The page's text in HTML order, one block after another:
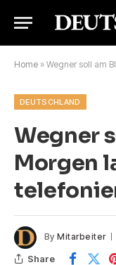
Home » Wegner soll am
DEUTSCHLAND
Wegner
Morgen
By Mitarbeiter
Share